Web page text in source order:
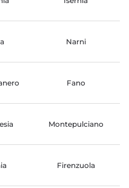
Narni
Fano
Montepulciano
Firenzuola